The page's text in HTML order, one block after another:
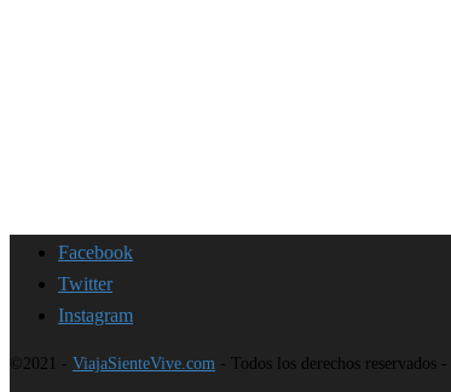
Facebook
Twitter
Instagram
©2021 - ViajaSienteVive.com - Todos los derechos reservados -